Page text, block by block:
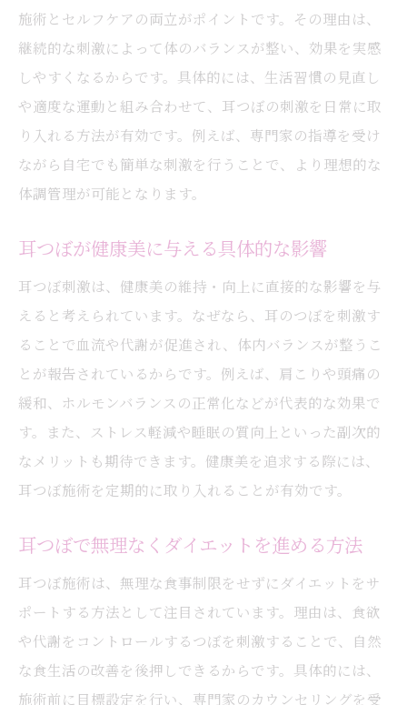
長期間の耳つぼ使用による肌リスクと対策
耳つぼの長期装着で起こる肌トラブル例
耳つぼ利用による肌リスクの予防方法
耳つぼ施術後の肌ケアと医学的注意点
医学的見地から見る耳つぼの肌影響
アレルギー対策として素材選びの重要性
耳つぼ選びで注意したい素材とアレルギー
アレルギー予防に役立つ耳つぼ素材の知識
耳つぼジュエリーの素材選択と安全性
金属アレルギーと耳つぼ施術の関係性
耳つぼ施術時の素材選びと医学的な配慮
安心して耳つぼを装着するための素材選択
耳つぼの禁止ゾーンを正しく理解する
安全な耳つぼ施術のためのエリア確認法
耳つぼジュエリーの安全な位置選びのコツ
禁止ゾーンを避けるための医学的根拠
耳つぼ施術でやってはいけないポイント
施術とセルフケアの両立がポイントです。その理由は、
継続的な刺激によって体のバランスが整い、効果を実感
しやすくなるからです。具体的には、生活習慣の見直し
や適度な運動と組み合わせて、耳つぼの刺激を日常に取
り入れる方法が有効です。例えば、専門家の指導を受け
ながら自宅でも簡単な刺激を行うことで、より理想的な
体調管理が可能となります。
耳つぼが健康美に与える具体的な影響
耳つぼ刺激は、健康美の維持・向上に直接的な影響を与
えると考えられています。なぜなら、耳のつぼを刺激す
ることで血流や代謝が促進され、体内バランスが整うこ
とが報告されているからです。例えば、肩こりや頭痛の
緩和、ホルモンバランスの正常化などが代表的な効果で
す。また、ストレス軽減や睡眠の質向上といった副次的
なメリットも期待できます。健康美を追求する際には、
耳つぼ施術を定期的に取り入れることが有効です。
耳つぼで無理なくダイエットを進める方法
耳つぼ施術は、無理な食事制限をせずにダイエットをサ
ポートする方法として注目されています。理由は、食欲
や代謝をコントロールするつぼを刺激することで、自然
な食生活の改善を後押しできるからです。具体的には、
施術前に目標設定を行い、専門家のカウンセリングを受